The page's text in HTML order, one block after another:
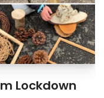
Lockdown